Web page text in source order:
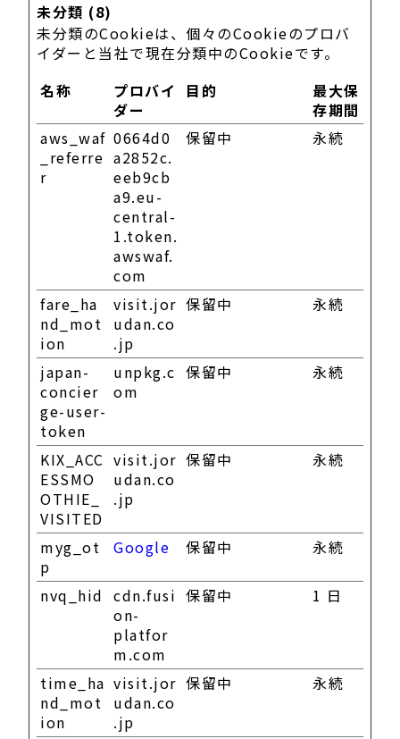
未分類 (8)
未分類のCookieは、個々のCookieのプロバ
イダーと当社で現在分類中のCookieです。
名称
プロバイ
ダー
目的
最大保
存期間
aws_waf
_referre
r
0664d0
a2852c.
eeb9cb
a9.eu-
central-
1.token.
awswaf.
com
保留中 永続
fare_ha
nd_mot
ion
visit.jor
udan.co
.jp
保留中 永続
japan-
concier
ge-user-
token
unpkg.c
om
保留中 永続
KIX_ACC
ESSMO
OTHIE_
VISITED
visit.jor
udan.co
.jp
保留中 永続
myg_ot
p
Google 保留中 永続
nvq_hid cdn.fusi
on-
platfor
m.com
保留中 1 日
time_ha
nd_mot
ion
visit.jor
udan.co
.jp
保留中 永続